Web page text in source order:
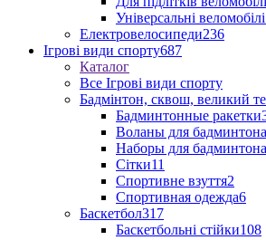
Універсальні веломобілі
Електровелосипеди236
Ігрові види спорту687
Каталог
Все Ігрові види спорту
Бадмінтон, сквош, великий
Бадминтонные ракетки
Воланы для бадминтона
Наборы для бадминтона
Сітки11
Спортивне взуття2
Спортивная одежда6
Баскетбол317
Баскетбольні стійки108